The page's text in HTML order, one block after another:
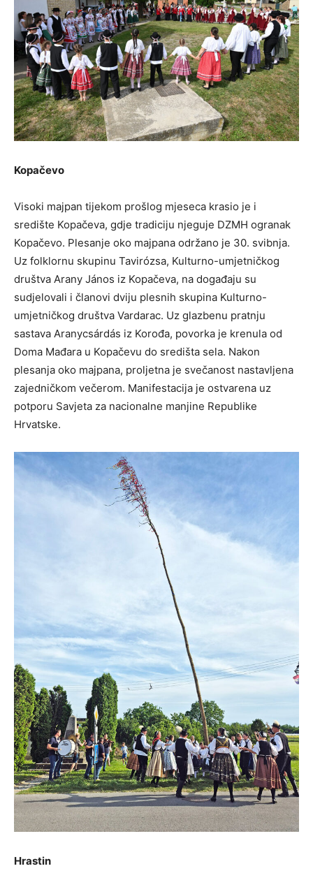
Kopačevo
Visoki majpan tijekom prošlog mjeseca krasio je i
središte Kopačeva, gdje tradiciju njeguje DZMH ogranak
Kopačevo. Plesanje oko majpana održano je 30. svibnja.
Uz folklornu skupinu Tavirózsa, Kulturno-umjetničkog
društva Arany János iz Kopačeva, na događaju su
sudjelovali i članovi dviju plesnih skupina Kulturno-
umjetničkog društva Vardarac. Uz glazbenu pratnju
sastava Aranycsárdás iz Korođa, povorka je krenula od
Doma Mađara u Kopačevu do središta sela. Nakon
plesanja oko majpana, proljetna je svečanost nastavljena
zajedničkom večerom. Manifestacija je ostvarena uz
potporu Savjeta za nacionalne manjine Republike
Hrvatske.
Hrastin